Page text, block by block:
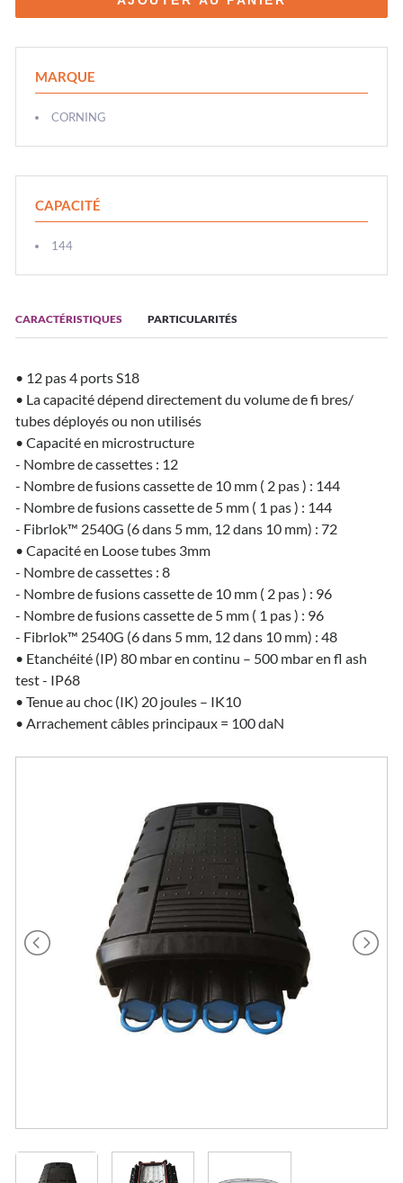
CARACTÉRISTIQUES PARTICULARITÉS
• 12 pas 4 ports S18
• La capacité dépend directement du volume de fi bres/
tubes déployés ou non utilisés
• Capacité en microstructure
- Nombre de cassettes : 12
- Nombre de fusions cassette de 10 mm ( 2 pas ) : 144
- Nombre de fusions cassette de 5 mm ( 1 pas ) : 144
- Fibrlok™ 2540G (6 dans 5 mm, 12 dans 10 mm) : 72
• Capacité en Loose tubes 3mm
- Nombre de cassettes : 8
- Nombre de fusions cassette de 10 mm ( 2 pas ) : 96
- Nombre de fusions cassette de 5 mm ( 1 pas ) : 96
- Fibrlok™ 2540G (6 dans 5 mm, 12 dans 10 mm) : 48
• Etanchéité (IP) 80 mbar en continu – 500 mbar en fl ash
test - IP68
• Tenue au choc (IK) 20 joules – IK10
• Arrachement câbles principaux = 100 daN
MARQUE
CORNING
CAPACITÉ
144